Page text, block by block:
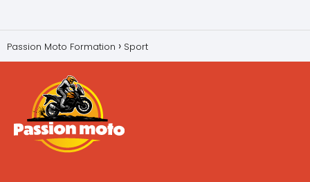
Passion Moto Formation Sport